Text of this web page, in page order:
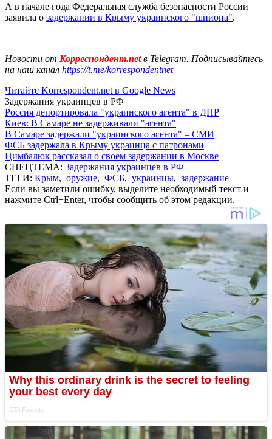
А в начале года Федеральная служба безопасности России
заявила о задержании в Крыму украинского "шпиона".
Новости от Корреспондент.netв Telegram. Подписывайтесь
на наш канал https://t.me/korrespondentnet
Читайте Korrespondent.net в Google News
Задержания украинцев в РФ
Россия депортировала "украинского агента" в ДНР
Киев: В Самаре не задерживали "агента"
В Самаре задержали "украинского агента" – СМИ
ФСБ задержала в Крыму украинца с патронами
Цимбалюк рассказал о своем задержании в Москве
СПЕЦТЕМА: Задержания украинцев в РФ
ТЕГИ: Крым, оружие, ФСБ, украинцы, задержание
Если вы заметили ошибку, выделите необходимый текст и
нажмите Ctrl+Enter, чтобы сообщить об этом редакции.